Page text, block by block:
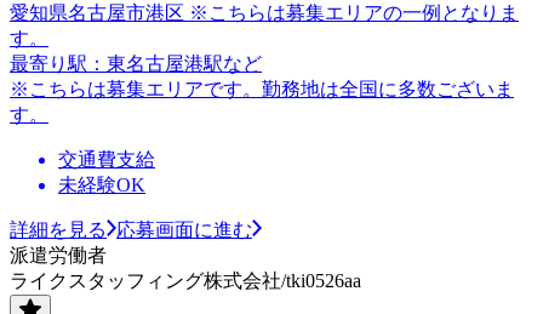
愛知県名古屋市港区 ※こちらは募集エリアの一例となりま
す。
最寄り駅：東名古屋港駅など
※こちらは募集エリアです。勤務地は全国に多数ございま
す。
交通費支給
未経験OK
詳細を見る
応募画面に進む
派遣労働者
ライクスタッフィング株式会社/tki0526aa